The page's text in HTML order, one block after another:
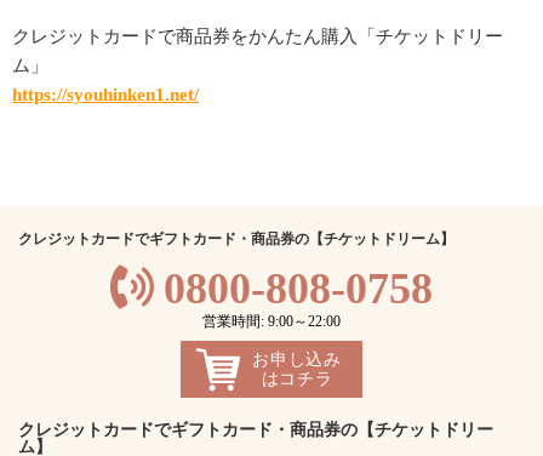
クレジットカードで商品券をかんたん購入「チケットドリー
ム」
https://syouhinken1.net/
クレジットカードでギフトカード・商品券の【チケットドリーム】
0800-808-0758
営業時間: 9:00～22:00
お申し込み
はコチラ
クレジットカードでギフトカード・商品券の【チケットドリー
ム】